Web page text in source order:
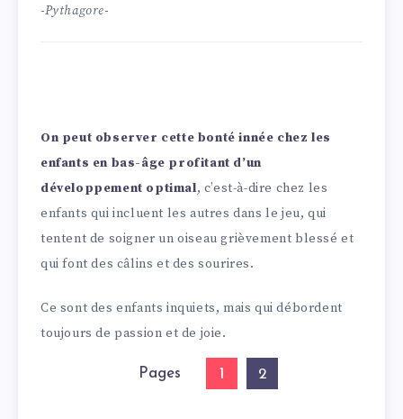
-Pythagore-
On peut observer cette bonté innée chez les
enfants en bas-âge profitant d’un
développement optimal, c’est-à-dire chez les
enfants qui incluent les autres dans le jeu, qui
tentent de soigner un oiseau grièvement blessé et
qui font des câlins et des sourires.
Ce sont des enfants inquiets, mais qui débordent
toujours de passion et de joie.
Pages 1 2